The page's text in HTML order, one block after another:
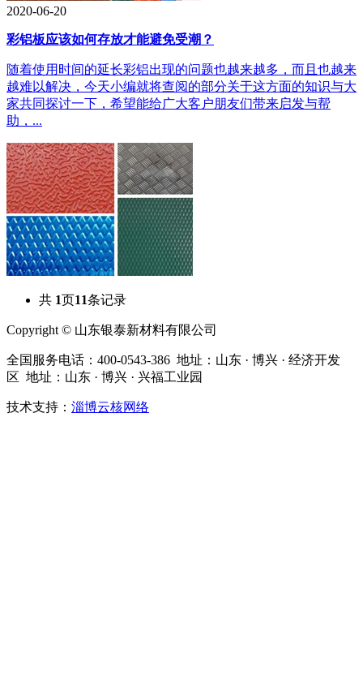
2020-06-20
彩铝板应该如何存放才能避免受潮？
随着使用时间的延长彩铝出现的问题也越来越多，而且也越来
越难以解决，今天小编就将查阅的部分关于这方面的知识与大
家共同探讨一下，希望能给广大客户朋友们带来启发与帮
助，...
共 1页11条记录
Copyright © 山东银泰新材料有限公司
全国服务电话：400-0543-386 地址：山东 · 博兴 · 经济开发
区 地址：山东 · 博兴 · 兴福工业园
技术支持： 淄博云核网络